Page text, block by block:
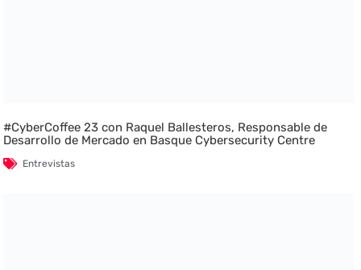
#CyberCoffee 23 con Raquel Ballesteros, Responsable de
Desarrollo de Mercado en Basque Cybersecurity Centre
Entrevistas